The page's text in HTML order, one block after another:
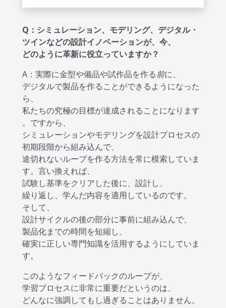
Q：シミュレーション、モデリング、デジタル・
ツインなどの設計イノベーションが、今、
どのように革新に役立っていますか？
A：実際に金型や備品や試作品を作る前に、
デジタルで製品を作ることができるようになった
ら、
私たちの究極の目標が達成されることになります
。ですから、
シミュレーションやモデリングを設計プロセスの
初期段階から組み込んで、
途切れないループを作る方法を常に模索していま
す。言い換えれば、
試験し基準をクリアした後に、設計し、
繰り返し、学んだ内容を適用しているのです。
そして、
設計サイクルの後の部分に事前に組み込んで、
製品化までの時間を短縮し、
確実に正しい専門知識を活用するようにしていま
す。
このようなフィードバックのループが、
学習プロセスに非常に重要だというのは、
どんなに強調してもし過ぎることはありません。